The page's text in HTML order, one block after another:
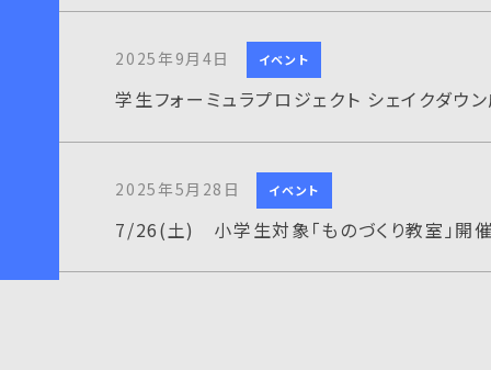
2025年9月4日 イベント
学生フォーミュラプロジェクト シェイクダウン
2025年5月28日 イベント
7/26(土) 小学生対象「ものづくり教室」開